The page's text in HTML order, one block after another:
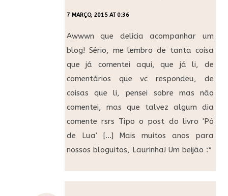
7 MARÇO, 2015 AT 0:36
Awwwn que delícia acompanhar um
blog! Sério, me lembro de tanta coisa
que já comentei aqui, que já li, de
comentários que vc respondeu, de
coisas que li, pensei sobre mas não
comentei, mas que talvez algum dia
comente rsrs Tipo o post do livro 'Pó
de Lua' […] Mais muitos anos para
nossos bloguitos, Laurinha! Um beijão :*